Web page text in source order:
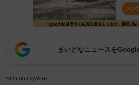
まいどなニュースを
2026.06.03(Wed)